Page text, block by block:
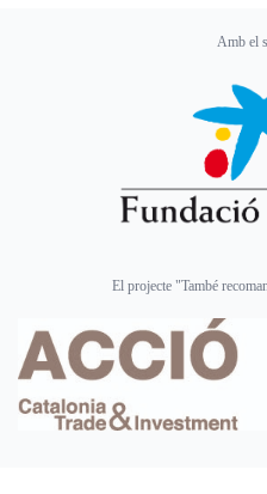
Amb el
El projecte "També